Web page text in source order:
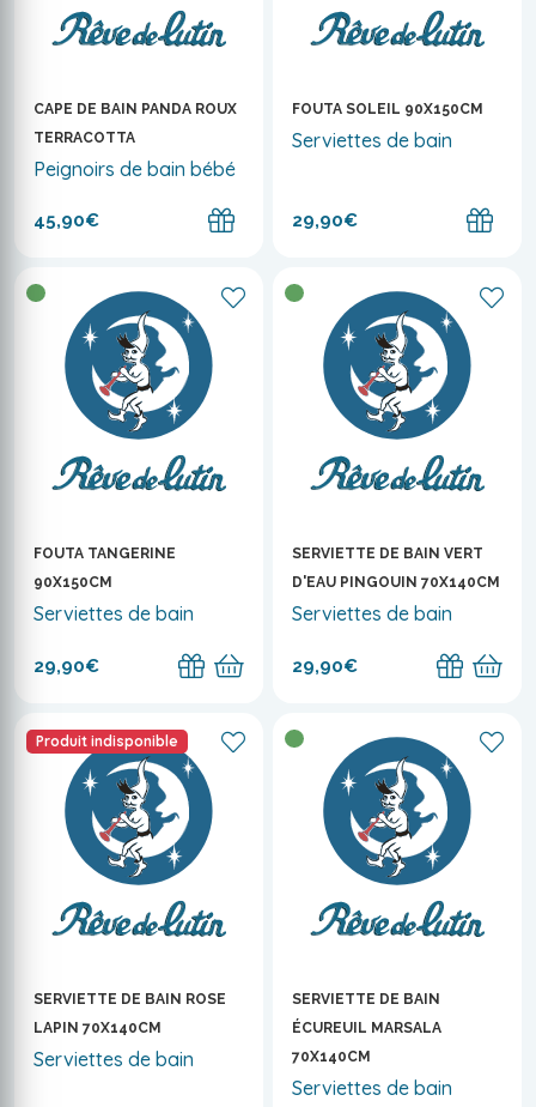
CAPE DE BAIN PANDA ROUX
TERRACOTTA
Peignoirs de bain bébé
45,90€
FOUTA SOLEIL 90X150CM
Serviettes de bain
29,90€
FOUTA TANGERINE
90X150CM
Serviettes de bain
29,90€
SERVIETTE DE BAIN VERT
D'EAU PINGOUIN 70X140CM
Serviettes de bain
29,90€
Produit indisponible
SERVIETTE DE BAIN ROSE
LAPIN 70X140CM
Serviettes de bain
SERVIETTE DE BAIN
ÉCUREUIL MARSALA
70X140CM
Serviettes de bain